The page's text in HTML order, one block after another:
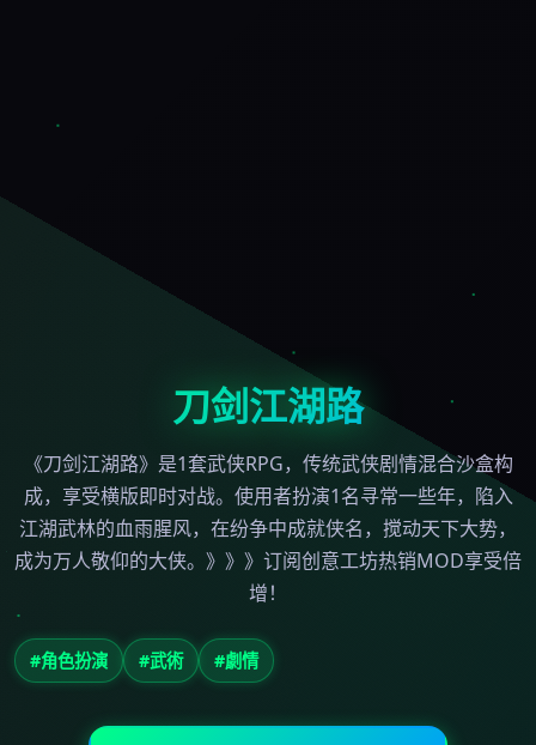
刀剑江湖路
《刀剑江湖路》是1套武侠RPG，传统武侠剧情混合沙盒构
成，享受横版即时对战。使用者扮演1名寻常一些年，陷入
江湖武林的血雨腥风，在纷争中成就侠名，搅动天下大势，
成为万人敬仰的大侠。》》》订阅创意工坊热销MOD享受倍
增！
#角色扮演 #武術 #劇情